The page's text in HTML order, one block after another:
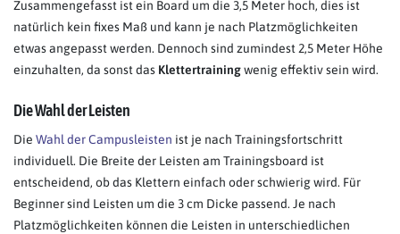
Zusammengefasst ist ein Board um die 3,5 Meter hoch, dies ist
natürlich kein fixes Maß und kann je nach Platzmöglichkeiten
etwas angepasst werden. Dennoch sind zumindest 2,5 Meter Höhe
einzuhalten, da sonst das Klettertrainingwenig effektiv sein wird.
Die Wahl der Leisten
Die Wahl der Campusleisten ist je nach Trainingsfortschritt
individuell. Die Breite der Leisten am Trainingsboard ist
entscheidend, ob das Klettern einfach oder schwierig wird. Für
Beginner sind Leisten um die 3 cm Dicke passend. Je nach
Platzmöglichkeiten können die Leisten in unterschiedlichen